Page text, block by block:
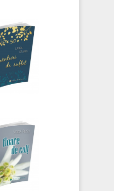
Stancu -
de
Rusu -
de colț